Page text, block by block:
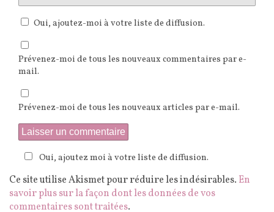
Oui, ajoutez-moi à votre liste de diffusion.
Prévenez-moi de tous les nouveaux commentaires par e-
mail.
Prévenez-moi de tous les nouveaux articles par e-mail.
Oui, ajoutez moi à votre liste de diffusion.
Ce site utilise Akismet pour réduire les indésirables. En
savoir plus sur la façon dont les données de vos
commentaires sont traitées.